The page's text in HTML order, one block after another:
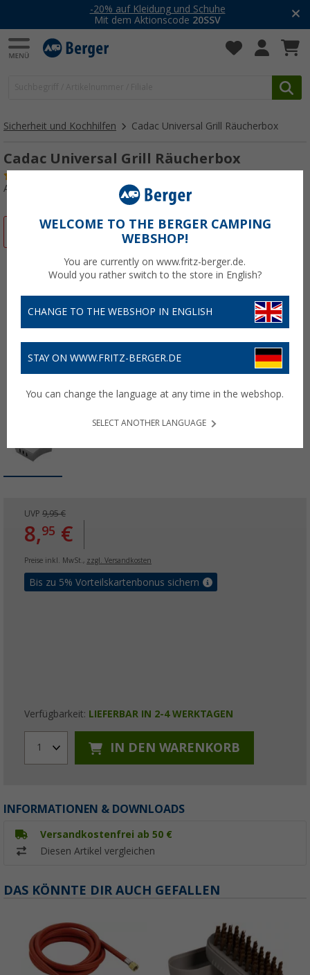
-20% auf Kleidung und Schuhe
Mit dem Aktionscode 20SSV
Sicherheit und Kochhilfen Cadac Universal Grill Räucherbox
Cadac Universal Grill Räucherbox
Art.-Nr.: 515820
UVP 9,95 €
8,95 €
Preise inkl. MwSt., zzgl. Versandkosten
Bis zu 5% Vorteilskartenbonus sichern
Verfügbarkeit: LIEFERBAR IN 2-4 WERKTAGEN
1 IN DEN WARENKORB
INFORMATIONEN & DOWNLOADS
Versandkostenfrei ab 50 €
Diesen Artikel vergleichen
DAS KÖNNTE DIR AUCH GEFALLEN
WELCOME TO THE BERGER CAMPING
WEBSHOP!
You are currently on www.fritz-berger.de.
Would you rather switch to the store in English?
CHANGE TO THE WEBSHOP IN ENGLISH
STAY ON WWW.FRITZ-BERGER.DE
You can change the language at any time in the webshop.
SELECT ANOTHER LANGUAGE